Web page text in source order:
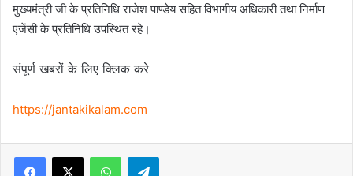
मुख्यमंत्री जी के प्रतिनिधि राजेश पाण्डेय सहित विभागीय अधिकारी तथा निर्माण
एजेंसी के प्रतिनिधि उपस्थित रहे।
संपूर्ण खबरों के लिए क्लिक करे
https://jantakikalam.com
Facebook
X WhatsAppTelegram